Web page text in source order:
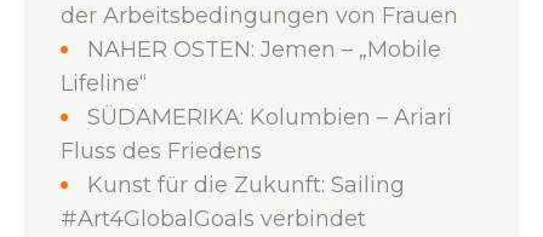
der Arbeitsbedingungen von Frauen
NAHER OSTEN: Jemen – „Mobile
Lifeline“
SÜDAMERIKA: Kolumbien – Ariari
Fluss des Friedens
Kunst für die Zukunft: Sailing
#Art4GlobalGoals verbindet